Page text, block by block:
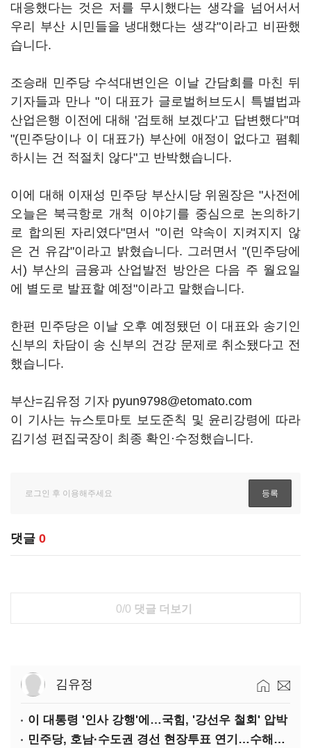
대응했다는 것은 저를 무시했다는 생각을 넘어서서
우리 부산 시민들을 냉대했다는 생각"이라고 비판했
습니다.
조승래 민주당 수석대변인은 이날 간담회를 마친 뒤
기자들과 만나 "이 대표가 글로벌허브도시 특별법과
산업은행 이전에 대해 '검토해 보겠다'고 답변했다"며
"(민주당이나 이 대표가) 부산에 애정이 없다고 폄훼
하시는 건 적절치 않다"고 반박했습니다.
이에 대해 이재성 민주당 부산시당 위원장은 "사전에
오늘은 북극항로 개척 이야기를 중심으로 논의하기
로 합의된 자리였다"면서 "이런 약속이 지켜지지 않
은 건 유감"이라고 밝혔습니다. 그러면서 "(민주당에
서) 부산의 금융과 산업발전 방안은 다음 주 월요일
에 별도로 발표할 예정"이라고 말했습니다.
한편 민주당은 이날 오후 예정됐던 이 대표와 송기인
신부의 차담이 송 신부의 건강 문제로 취소됐다고 전
했습니다.
부산=김유정 기자 pyun9798@etomato.com
이 기사는 뉴스토마토 보도준칙 및 윤리강령에 따라
김기성 편집국장이 최종 확인·수정했습니다.
댓글 0
0/0 댓글 더보기
김유정
이 대통령 '인사 강행'에…국힘, '강선우 철회' 압박
민주당, 호남·수도권 경선 현장투표 연기…수해복구 집중